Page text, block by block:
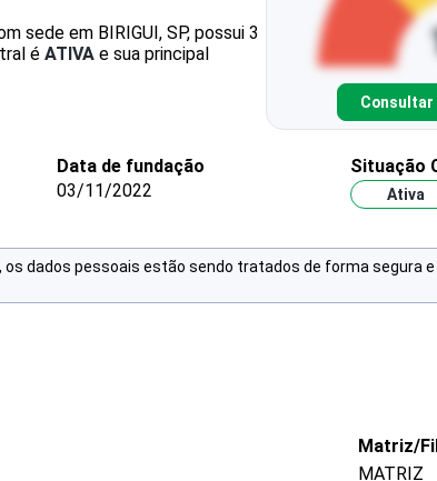
sede em BIRIGUI, SP, possui 3
é ATIVA e sua principal
Consultar
Data de fundação
03/11/2022
Situação
Ativa
, os dados pessoais estão sendo tratados de forma segura
Matriz/
MATRIZ